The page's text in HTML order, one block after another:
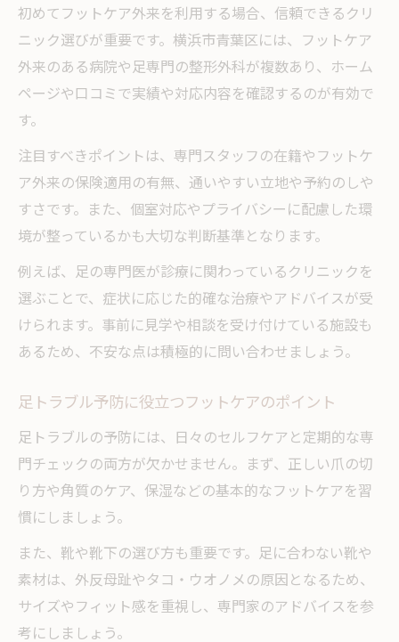
フットケア外来の保険適用条件をわかりや
すく解説
保険で受けられるフットケアのメリットと
注意点
ト
足専門の整形外科で相談できるフットケア
の範囲
保険適用のフットケア外来を選ぶための基
準
自分の足を健康に保つためのクリニック活用法
フットケア外来で学ぶ日常ケアの実践方法
専門医による定期的なフットケアの重要性
フットケア外来で受ける予防と早期発見の
フットケア外来の予約と通院のポイント
初めてフットケア外来を利用する場合、信頼できるクリ
ニック選びが重要です。横浜市青葉区には、フットケア
外来のある病院や足専門の整形外科が複数あり、ホーム
ページや口コミで実績や対応内容を確認するのが有効で
す。
注目すべきポイントは、専門スタッフの在籍やフットケ
ア外来の保険適用の有無、通いやすい立地や予約のしや
すさです。また、個室対応やプライバシーに配慮した環
境が整っているかも大切な判断基準となります。
例えば、足の専門医が診療に関わっているクリニックを
選ぶことで、症状に応じた的確な治療やアドバイスが受
けられます。事前に見学や相談を受け付けている施設も
あるため、不安な点は積極的に問い合わせましょう。
足トラブル予防に役立つフットケアのポイント
足トラブルの予防には、日々のセルフケアと定期的な専
門チェックの両方が欠かせません。まず、正しい爪の切
り方や角質のケア、保湿などの基本的なフットケアを習
慣にしましょう。
また、靴や靴下の選び方も重要です。足に合わない靴や
素材は、外反母趾やタコ・ウオノメの原因となるため、
サイズやフィット感を重視し、専門家のアドバイスを参
考にしましょう。